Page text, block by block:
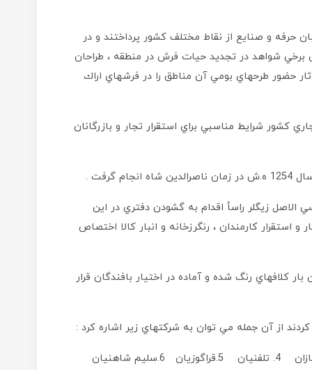
حرفه و صنايع از نقاط مختلف كشور پرداختند و در
برخي شواهد در تجديد حيات فرش در منطقه ، طراحان
حضور طرحهاي بومي آن مناطق را در فرشهاي اراك
كشور شرايط مناسبي براي استقرار تجار و بازرگانان
.
در سال 1266 ه.ش شركت سوئيسي الاصل زيگلر راسأ اقدام به گشودن دفتري در اين
كارمندان ، رنگرزخانه و انبار كالا اختصاص
كلافهاي رنگ شده و آماده در اختيار بافندگان قرار
از آن جمله مي توان به شركتهاي زير اشاره كرد :
1. تاوسهندچيان نيويورك 2. كمپاني شرق (ازميري) 3. كمپاني غازان 4. تلفنيان 5.قراگوزيان 6.سليم شاهنيان